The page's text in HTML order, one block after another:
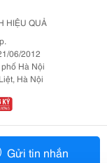
Gửi tin nhắn
HIỆU QUẢ
06/2012
Hà Nội
Hà Nội